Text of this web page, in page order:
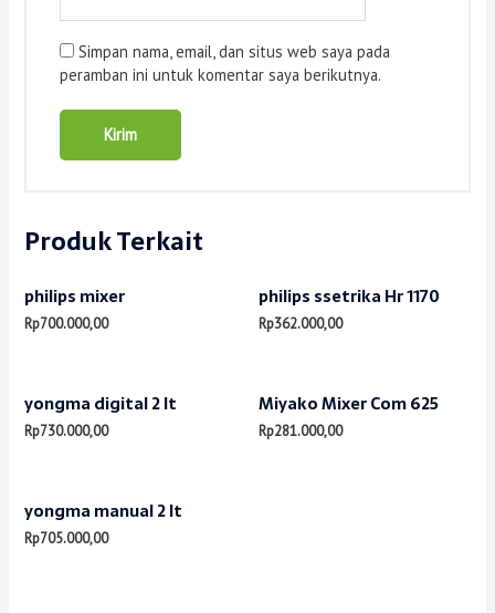
Simpan nama, email, dan situs web saya pada
peramban ini untuk komentar saya berikutnya.
Produk Terkait
philips mixer
Rp700.000,00
philips ssetrika Hr 1170
Rp362.000,00
yongma digital 2 lt
Rp730.000,00
Miyako Mixer Com 625
Rp281.000,00
yongma manual 2 lt
Rp705.000,00